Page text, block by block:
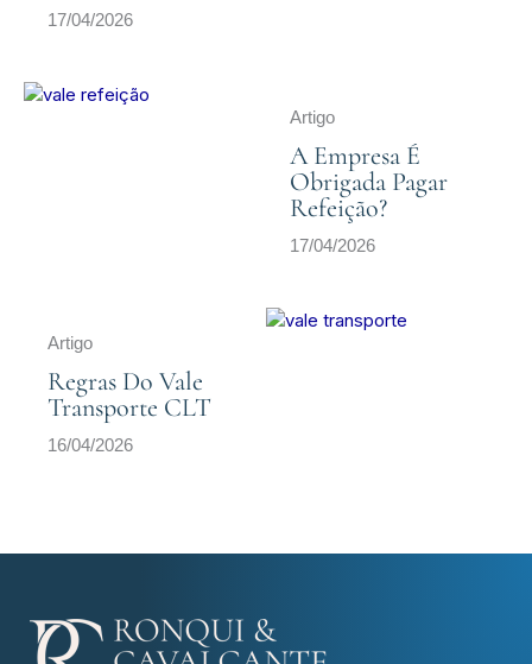
17/04/2026
Artigo
A Empresa É
Obrigada Pagar
Refeição?
17/04/2026
Artigo
Regras Do Vale
Transporte CLT
16/04/2026